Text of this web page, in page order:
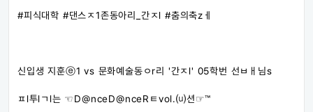
#피식대학​ #댄스ㅈ1존동아리_간ㅈl​ #춤의축zㅔ​
신입생 지훈ⓔ1 vs 문화예술동ㅇr리 '간ㅈl' 05학번 선ㅂㅐ님s
ㅍl투lㄱl는 ☜D@nceD@nceRㅌvol.⒰션☞™